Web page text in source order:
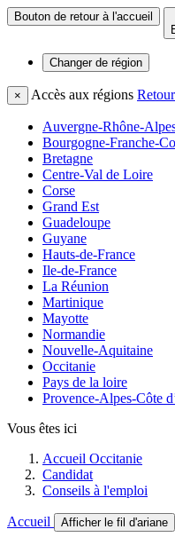
Bouton de retour à l'accueil
Changer de région
× Accès aux régions
Auvergne-Rhône-
Bourgogne-Franche-
Bretagne
Centre-Val de Loire
Corse
Grand Est
Guadeloupe
Guyane
Hauts-de-France
Ile-de-France
La Réunion
Martinique
Mayotte
Normandie
Nouvelle-Aquitaine
Occitanie
Pays de la loire
Provence-Alpes-Côte
Vous êtes ici
Accueil Occitanie
Candidat
Conseils à l'emploi
Accueil Afficher le fil d'ariane